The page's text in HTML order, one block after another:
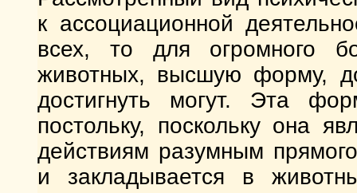
к ассоциационной
всех, то для огромного
животных, высшую форму,
достигнуть могут. Эта
постольку, поскольку она
действиям разумным
и закладывается в